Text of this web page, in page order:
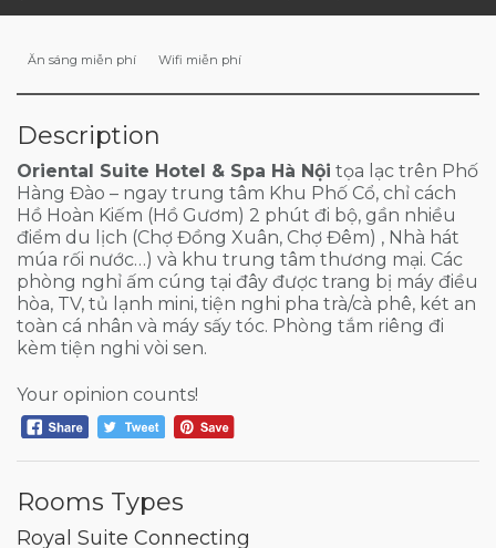
Ăn sáng miễn phí Wifi miễn phí
Description
Oriental Suite Hotel & Spa Hà Nội tọa lạc trên Phố
Hàng Đào – ngay trung tâm Khu Phố Cổ, chỉ cách
Hồ Hoàn Kiếm (Hồ Gươm) 2 phút đi bộ, gần nhiều
điểm du lịch (Chợ Đồng Xuân, Chợ Đêm) , Nhà hát
múa rối nước…) và khu trung tâm thương mại. Các
phòng nghỉ ấm cúng tại đây được trang bị máy điều
hòa, TV, tủ lạnh mini, tiện nghi pha trà/cà phê, két an
toàn cá nhân và máy sấy tóc. Phòng tắm riêng đi
kèm tiện nghi vòi sen.
Your opinion counts!
Rooms Types
Royal Suite Connecting